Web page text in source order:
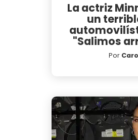
La actriz
un
"Salimos
Por